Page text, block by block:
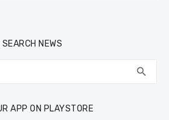
SEARCH NEWS
search
APP ON PLAYSTORE